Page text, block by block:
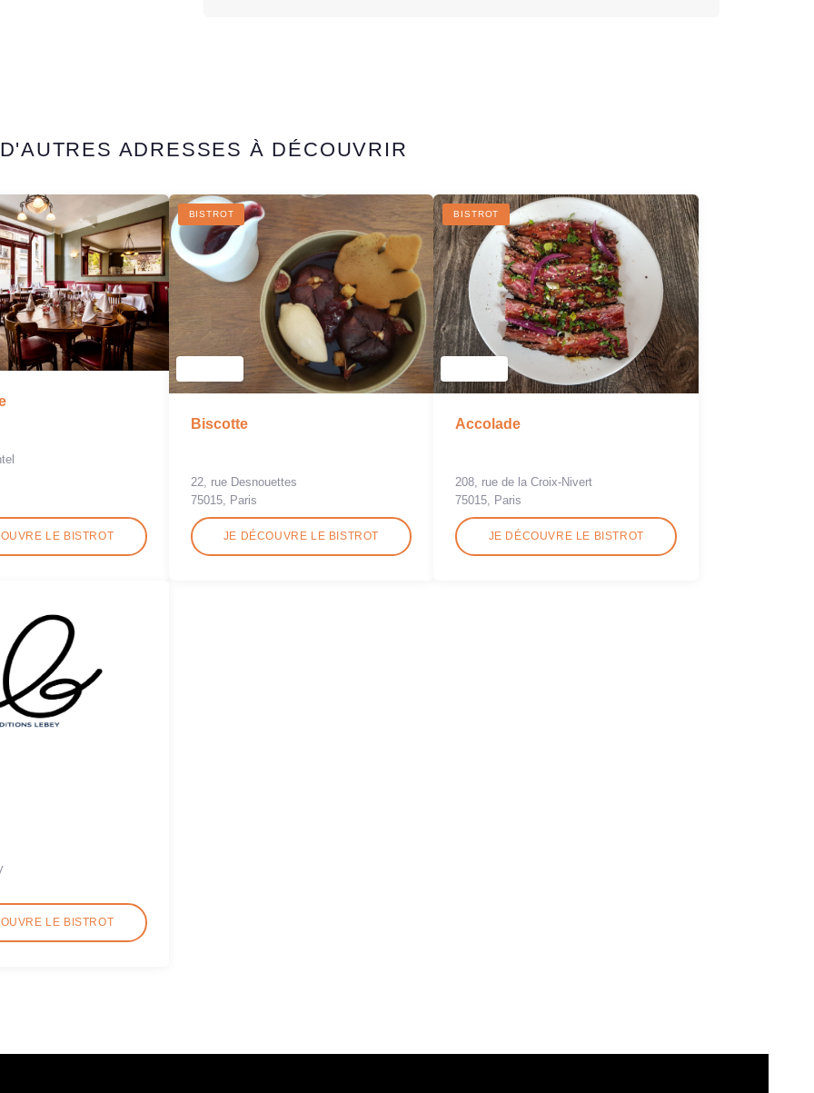
D'AUTRES ADRESSES À DÉCOUVRIR
LE BISTROT
BISTROT
Biscotte
22, rue Desnouettes
75015, Paris
JE DÉCOUVRE LE BISTROT
BISTROT
Accolade
208, rue de la Croix-Nivert
75015, Paris
JE DÉCOUVRE LE BISTROT
LE BISTROT